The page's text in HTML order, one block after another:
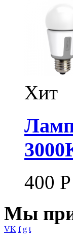
Хит
400 Р
Мы
VK f g t